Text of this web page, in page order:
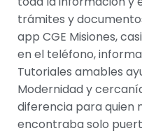
trámites y
app CGE Misiones,
en el teléfono,
Tutoriales amables
Modernidad y
diferencia para quien
encontraba solo